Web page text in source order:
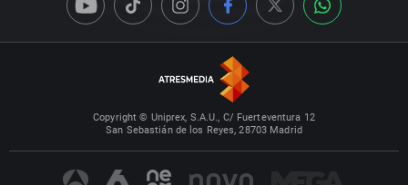
Copyright © Uniprex, S.A.U., C/ Fuerteventura 12
San Sebastián de los Reyes, 28703 Madrid